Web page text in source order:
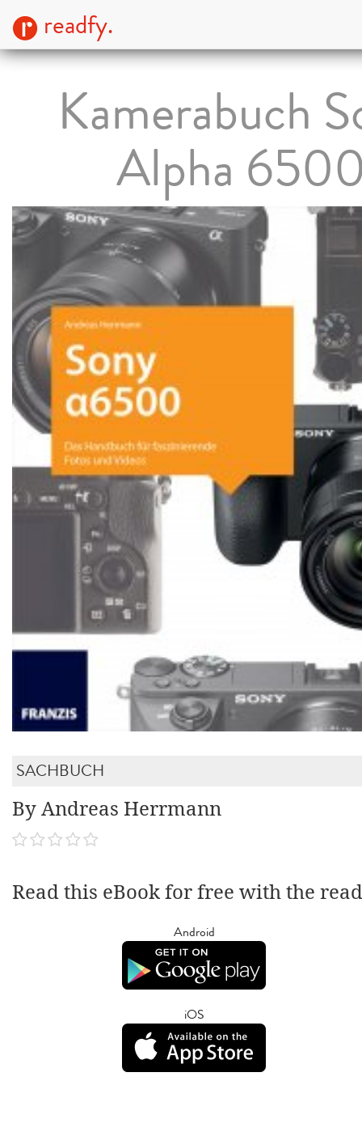
readfy.
Kamerabuch
Alpha
SACHBUCH
By Andreas Herrmann
Read this eBook for free with the
Android
iOS